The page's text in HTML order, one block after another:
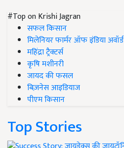
#Top on Krishi Jagran
सफल किसान
मिलेनियर फार्मर ऑफ इंडिया अवॉर्ड
महिंद्रा ट्रैक्टर्स
कृषि मशीनरी
जायद की फसल
बिज़नेस आइडियाज
पीएम किसान
Top Stories